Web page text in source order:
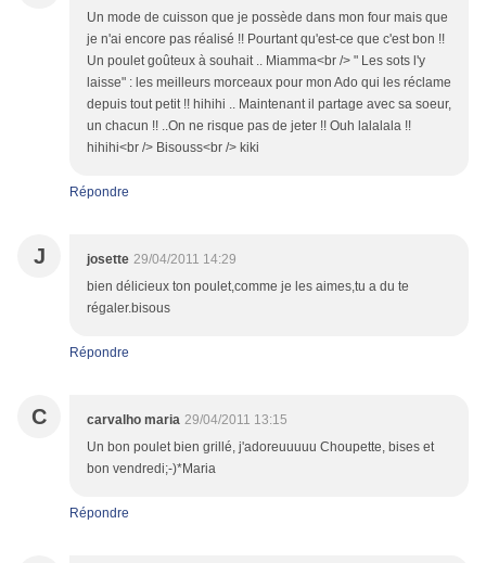
Un mode de cuisson que je possède dans mon four mais que
je n'ai encore pas réalisé !! Pourtant qu'est-ce que c'est bon !!
Un poulet goûteux à souhait .. Miamma<br /> " Les sots l'y
laisse" : les meilleurs morceaux pour mon Ado qui les réclame
depuis tout petit !! hihihi .. Maintenant il partage avec sa soeur,
un chacun !! ..On ne risque pas de jeter !! Ouh lalalala !!
hihihi<br /> Bisouss<br /> kiki
Répondre
J josette 29/04/2011 14:29
bien délicieux ton poulet,comme je les aimes,tu a du te
régaler.bisous
Répondre
C carvalho maria 29/04/2011 13:15
Un bon poulet bien grillé, j'adoreuuuuu Choupette, bises et
bon vendredi;-)*Maria
Répondre